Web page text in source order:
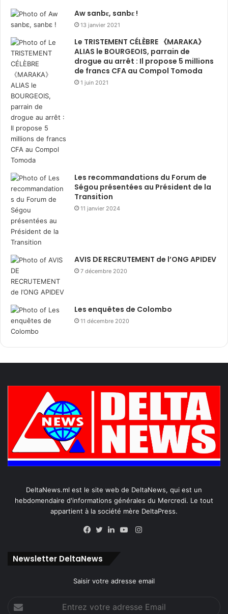
Aw sanbɛ, sanbɛ !
13 janvier 2021
Le TRISTEMENT CÉLÈBRE 《MARAKA》
ALIAS le BOURGEOIS, parrain de
drogue au arrêt : Il propose 5 millions
de francs CFA au Compol Tomoda
1 juin 2021
Les recommandations du Forum de
Ségou présentées au Président de la
Transition
11 janvier 2024
AVIS DE RECRUTEMENT de l’ONG APIDEV
7 décembre 2020
Les enquêtes de Colombo
11 décembre 2020
DeltaNews.ml est le site web de DeltaNews, qui est un
hebdomendaire d'informations générales du Mercredi. Le tout
appartient à la société mère DeltaPress.
Instagram
Newsletter DeltaNews
Saisir votre adresse email
votre